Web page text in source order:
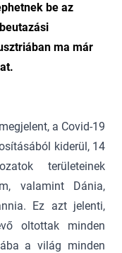
be az
ma már
a Covid-19
kiderül, 14
területeinek
valamint Dánia,
Ez azt jelenti,
oltottak minden
a világ minden